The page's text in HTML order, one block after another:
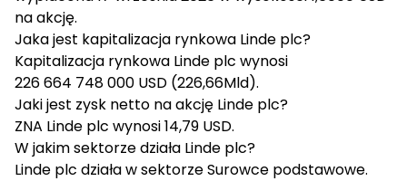
na akcję.
Jaka jest kapitalizacja rynkowa Linde plc?
Kapitalizacja rynkowa Linde plc wynosi
226 664 748 000 USD (226,66Mld).
Jaki jest zysk netto na akcję Linde plc?
ZNA Linde plc wynosi 14,79 USD.
W jakim sektorze działa Linde plc?
Linde plc działa w sektorze Surowce podstawowe.